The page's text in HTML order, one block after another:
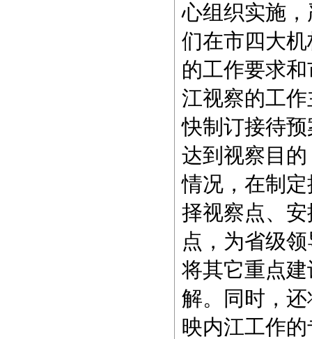
心组织实施
们在市四大
的工作要求
江视察的工
快制订接待
达到视察目
情况，在制
择视察点、
点，为省级
将其它重点
解。同时，
映内江工作